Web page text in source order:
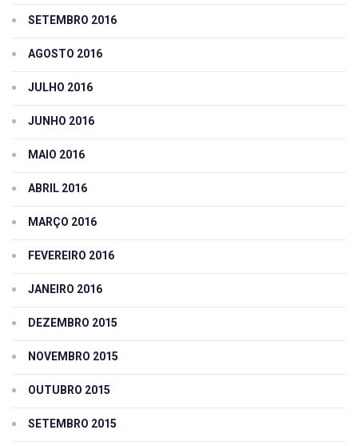
SETEMBRO 2016
AGOSTO 2016
JULHO 2016
JUNHO 2016
MAIO 2016
ABRIL 2016
MARÇO 2016
FEVEREIRO 2016
JANEIRO 2016
DEZEMBRO 2015
NOVEMBRO 2015
OUTUBRO 2015
SETEMBRO 2015